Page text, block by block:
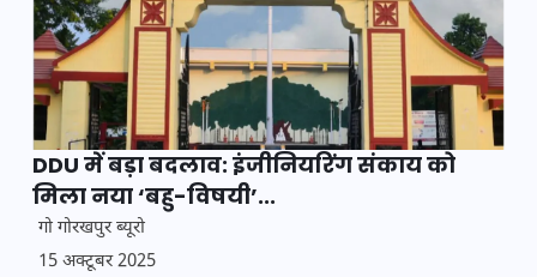
DDU में बड़ा बदलाव: इंजीनियरिंग संकाय को
मिला नया ‘बहु-विषयी’...
गो गोरखपुर ब्यूरो
15 अक्टूबर 2025